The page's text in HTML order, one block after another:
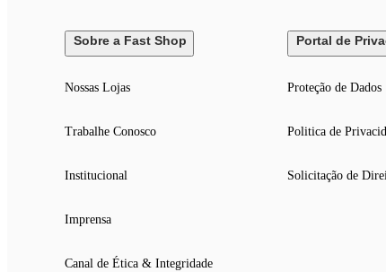
Sobre a Fast Shop
Nossas Lojas
Trabalhe Conosco
Institucional
Imprensa
Canal de Ética & Integridade
Portal de
Proteção de Dados
Politica de
Solicitação de